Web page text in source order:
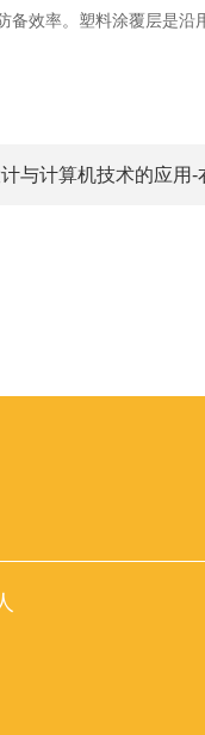
效率。塑料涂覆层是沿
与计算机技术的应用-